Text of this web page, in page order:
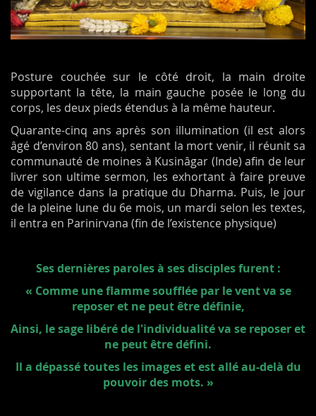
Posture couchée sur le côté droit, la main droite
supportant la tête, la main gauche posée le long du
corps, les deux pieds étendus à la même hauteur.
Quarante-cinq ans après son illumination (il est alors
âgé d’environ 80 ans), sentant la mort venir, il réunit sa
communauté de moines à Kusinâgar (Inde) afin de leur
livrer son ultime sermon, les exhortant à faire preuve
de vigilance dans la pratique du Dharma. Puis, le jour
de la pleine lune du 6e mois, un mardi selon les textes,
il entra en Parinirvana (fin de l’existence physique)
Ses dernières paroles à ses disciples furent :
« Comme une flamme soufflée par le vent va se
reposer et ne peut être définie,
Ainsi, le sage libéré de l'individualité va se reposer et
ne peut être défini.
Il a dépassé toutes les images et est allé au-delà du
pouvoir des mots. »